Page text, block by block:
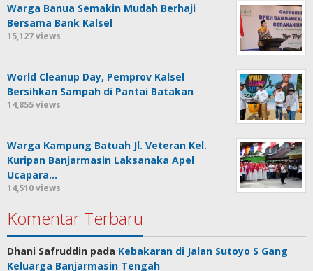
Warga Banua Semakin Mudah Berhaji
Bersama Bank Kalsel
15,127 views
World Cleanup Day, Pemprov Kalsel
Bersihkan Sampah di Pantai Batakan
14,855 views
Warga Kampung Batuah Jl. Veteran Kel.
Kuripan Banjarmasin Laksanaka Apel
Ucapara…
14,510 views
Komentar Terbaru
Dhani Safruddin pada Kebakaran di Jalan Sutoyo S Gang
Keluarga Banjarmasin Tengah